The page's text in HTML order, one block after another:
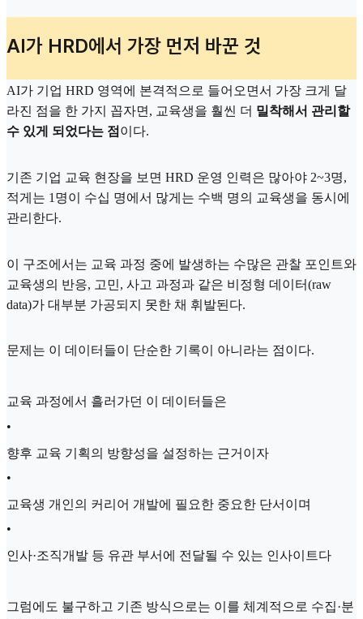
AI가 HRD에서 가장 먼저 바꾼 것
AI가 기업 HRD 영역에 본격적으로 들어오면서 가장 크게 달
라진 점을 한 가지 꼽자면, 교육생을 훨씬 더 밀착해서 관리할
수 있게 되었다는 점 이다.
기존 기업 교육 현장을 보면 HRD 운영 인력은 많아야 2~3명,
적게는 1명이 수십 명에서 많게는 수백 명의 교육생을 동시에
관리한다.
이 구조에서는 교육 과정 중에 발생하는 수많은 관찰 포인트와
교육생의 반응, 고민, 사고 과정과 같은 비정형 데이터(raw
data)가 대부분 가공되지 못한 채 휘발된다.
문제는 이 데이터들이 단순한 기록이 아니라는 점이다.
교육 과정에서 흘러가던 이 데이터들은
•
향후 교육 기획의 방향성을 설정하는 근거이자
•
교육생 개인의 커리어 개발에 필요한 중요한 단서이며
•
인사·조직개발 등 유관 부서에 전달될 수 있는 인사이트다
그럼에도 불구하고 기존 방식으로는 이를 체계적으로 수집·분